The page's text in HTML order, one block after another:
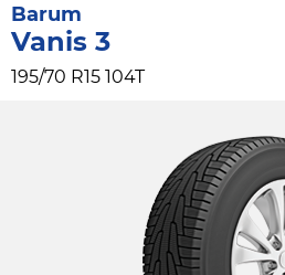
Barum
Vanis 3
195/70 R15 104T